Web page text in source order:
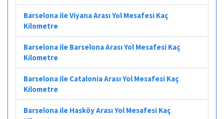
Barselona ile Viyana Arası Yol Mesafesi Kaç
Kilometre
Barselona ile Barselona Arası Yol Mesafesi Kaç
Kilometre
Barselona ile Catalonia Arası Yol Mesafesi Kaç
Kilometre
Barselona ile Hasköy Arası Yol Mesafesi Kaç